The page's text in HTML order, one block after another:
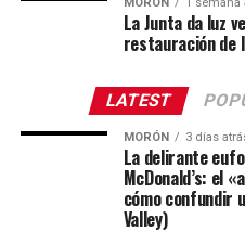
MORÓN 1 semana
La Junta da luz
restauración de
LATEST
MORÓN 3 días
La delirante
McDonald’s: el
cómo confundir
Valley)